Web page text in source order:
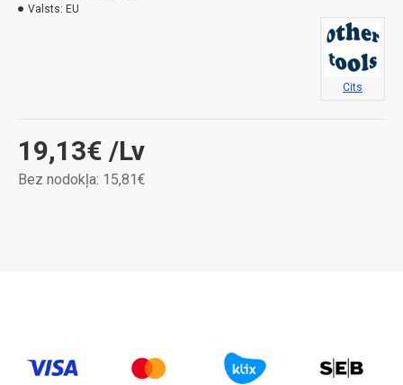
19,13€ /Lv
Bez nodokļa: 15,81€
Valsts: EU
Cits